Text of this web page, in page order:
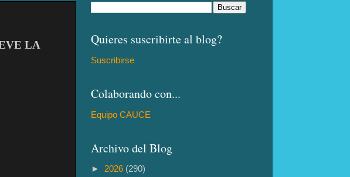
LA
Quieres suscribirte al blog?
Suscribirse
Colaborando con...
Equipo CAUCE
Archivo del Blog
► 2026 (290)